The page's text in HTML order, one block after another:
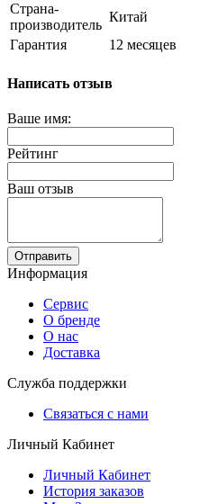
Страна-
производитель
Китай
Гарантия
12 месяцев
Написать отзыв
Ваше имя:
Рейтинг
Ваш отзыв
Отправить
Информация
Сервис
О бренде
О нас
Доставка
Служба поддержки
Связаться с нами
Личный Кабинет
Личный Кабинет
История заказов